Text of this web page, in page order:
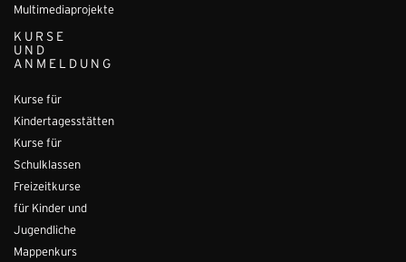
Multimediaprojekte
KURSE
UND
ANMELDUNG
Kurse für
Kindertagesstätten
Kurse für
Schulklassen
Freizeitkurse
für Kinder und
Jugendliche
Mappenkurs